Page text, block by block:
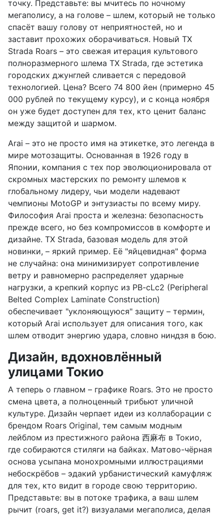
точку. Представьте: вы мчитесь по ночному
мегаполису, а на голове – шлем, который не только
спасёт вашу голову от неприятностей, но и
заставит прохожих оборачиваться. Новый TX
Strada Roars – это свежая итерация культового
полноразмерного шлема TX Strada, где эстетика
городских джунглей сливается с передовой
технологией. Цена? Всего 74 800 йен (примерно 45
000 рублей по текущему курсу), и с конца ноября
он уже будет доступен для тех, кто ценит баланс
между защитой и шармом.
Arai – это не просто имя на этикетке, это легенда в
мире мотозащиты. Основанная в 1926 году в
Японии, компания с тех пор эволюционировала от
скромных мастерских по ремонту шлемов к
глобальному лидеру, чьи модели надевают
чемпионы MotoGP и энтузиасты по всему миру.
Философия Arai проста и железна: безопасность
прежде всего, но без компромиссов в комфорте и
дизайне. TX Strada, базовая модель для этой
новинки, – яркий пример. Её "яйцевидная" форма
не случайна: она минимизирует сопротивление
ветру и равномерно распределяет ударные
нагрузки, а крепкий корпус из PB-cLc2 (Peripheral
Belted Complex Laminate Construction)
обеспечивает "уклоняющуюся" защиту – термин,
который Arai использует для описания того, как
шлем отводит энергию удара, словно ниндзя в бою.
Дизайн, вдохновлённый
улицами Токио
А теперь о главном – графике Roars. Это не просто
смена цвета, а полноценный трибьют уличной
культуре. Дизайн черпает идеи из коллаборации с
брендом Roars Original, тем самым модным
лейблом из престижного района 西麻布 в Токио,
где собираются стиляги на байках. Матово-чёрная
основа усыпана монохромными иллюстрациями
небоскрёбов – эдакий урбанистический камуфляж
для тех, кто видит в городе свою территорию.
Представьте: вы в потоке трафика, а ваш шлем
рычит (roars, get it?) визуалами мегаполиса, делая